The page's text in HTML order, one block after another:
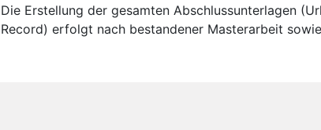
Die Erstellung der gesamten Abschlussunterlagen
Record) erfolgt nach bestandener Masterarbeit